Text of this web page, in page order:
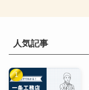
人気記事